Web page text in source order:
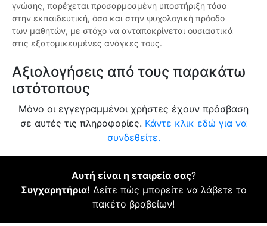
γνώσης, παρέχεται προσαρμοσμένη υποστήριξη τόσο
στην εκπαιδευτική, όσο και στην ψυχολογική πρόοδο
των μαθητών, με στόχο να ανταποκρίνεται ουσιαστικά
στις εξατομικευμένες ανάγκες τους.
Αξιολογήσεις από τους παρακάτω
ιστότοπους
Μόνο οι εγγεγραμμένοι χρήστες έχουν πρόσβαση
σε αυτές τις πληροφορίες. Κάντε κλικ εδώ για να
συνδεθείτε.
Αυτή είναι η εταιρεία σας?
Συγχαρητήρια! Δείτε πώς μπορείτε να λάβετε το
πακέτο βραβείων!